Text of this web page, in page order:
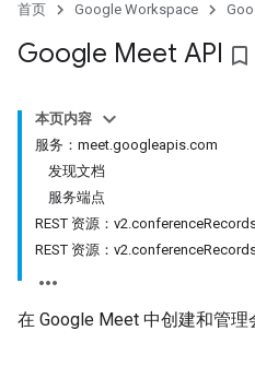
首页 Google Workspace
Google Meet API bookmark_border
本页内容
服务：meet.googleapis.com
发现文档
服务端点
REST 资源：
REST 资源：
在 Google Meet 中创建和管理